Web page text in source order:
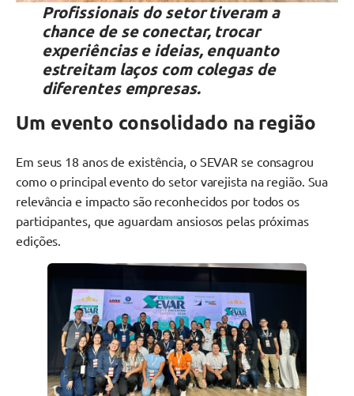
Profissionais do setor tiveram a
chance de se conectar, trocar
experiências e ideias, enquanto
estreitam laços com colegas de
diferentes empresas.
Um evento consolidado na região
Em seus 18 anos de existência, o SEVAR se consagrou
como o principal evento do setor varejista na região. Sua
relevância e impacto são reconhecidos por todos os
participantes, que aguardam ansiosos pelas próximas
edições.